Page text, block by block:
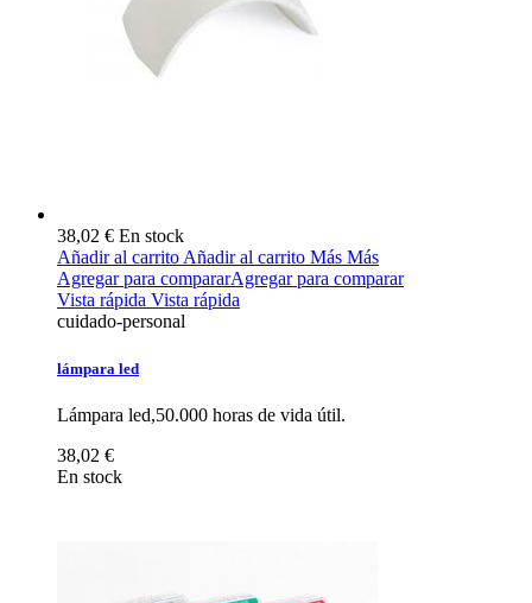
38,02 € En stock
Añadir al carrito Añadir al carrito Más Más
Agregar para compararAgregar para comparar
Vista rápida Vista rápida
cuidado-personal
lámpara led
Lámpara led,50.000 horas de vida útil.
38,02 €
En stock